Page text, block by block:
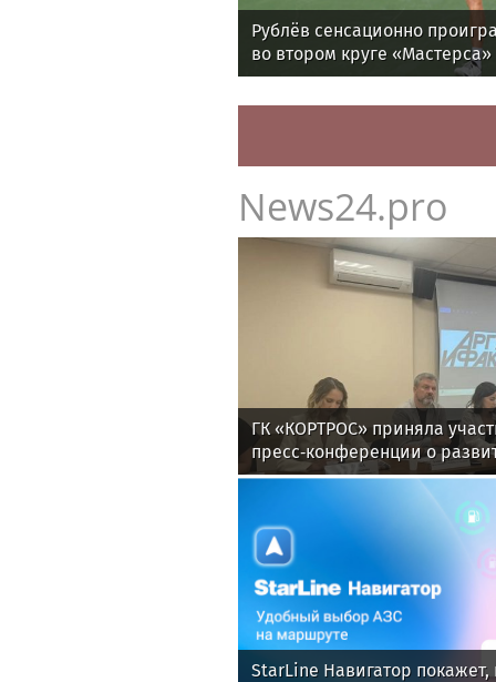
Рублёв сенсационно
во втором круге
News24.pro
ГК «КОРТРОС» приняла
пресс‑конференции о
отрасли в Челябинске
StarLine Навигатор покажет,